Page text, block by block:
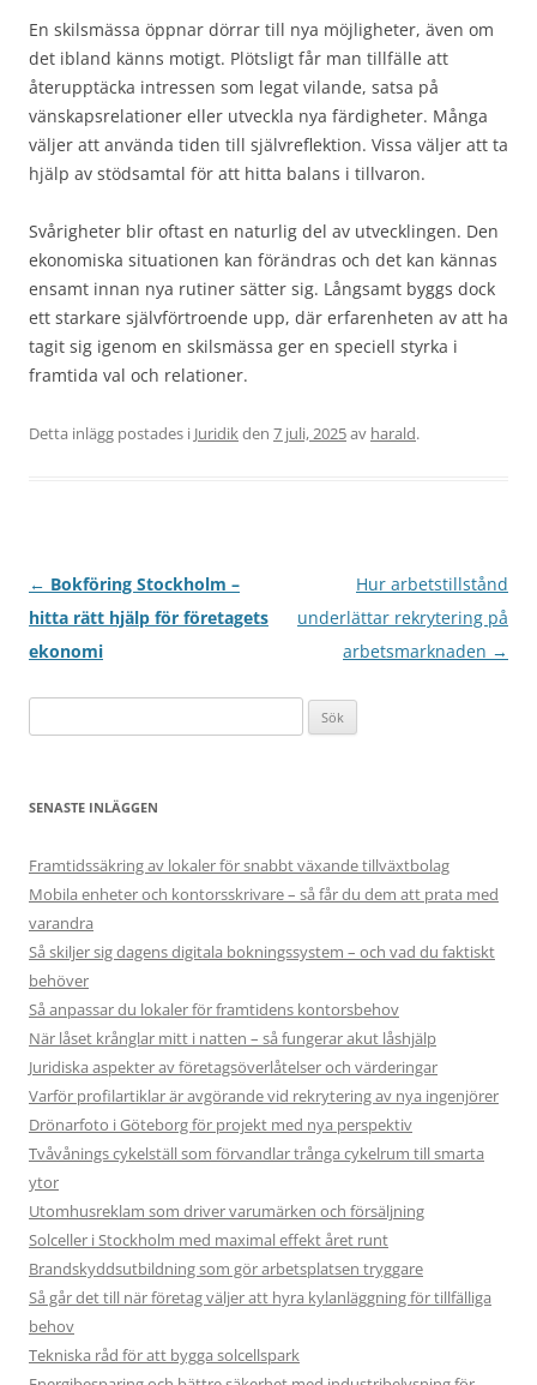
En skilsmässa öppnar dörrar till nya möjligheter, även om
det ibland känns motigt. Plötsligt får man tillfälle att
återupptäcka intressen som legat vilande, satsa på
vänskapsrelationer eller utveckla nya färdigheter. Många
väljer att använda tiden till självreflektion. Vissa väljer att ta
hjälp av stödsamtal för att hitta balans i tillvaron.
Svårigheter blir oftast en naturlig del av utvecklingen. Den
ekonomiska situationen kan förändras och det kan kännas
ensamt innan nya rutiner sätter sig. Långsamt byggs dock
ett starkare självförtroende upp, där erfarenheten av att ha
tagit sig igenom en skilsmässa ger en speciell styrka i
framtida val och relationer.
Detta inlägg postades i Juridikden 7 juli, 2025av harald.
Inläggsnavigering
← Bokföring Stockholm –
hitta rätt hjälp för företagets
ekonomi
Hur arbetstillstånd
underlättar rekrytering på
arbetsmarknaden →
efter:
SENASTE INLÄGGEN
Framtidssäkring av lokaler för snabbt växande tillväxtbolag
Mobila enheter och kontorsskrivare – så får du dem att prata med
varandra
Så skiljer sig dagens digitala bokningssystem – och vad du faktiskt
behöver
Så anpassar du lokaler för framtidens kontorsbehov
När låset krånglar mitt i natten – så fungerar akut låshjälp
Juridiska aspekter av företagsöverlåtelser och värderingar
Varför profilartiklar är avgörande vid rekrytering av nya ingenjörer
Drönarfoto i Göteborg för projekt med nya perspektiv
Tvåvånings cykelställ som förvandlar trånga cykelrum till smarta
ytor
Utomhusreklam som driver varumärken och försäljning
Solceller i Stockholm med maximal effekt året runt
Brandskyddsutbildning som gör arbetsplatsen tryggare
Så går det till när företag väljer att hyra kylanläggning för tillfälliga
behov
Tekniska råd för att bygga solcellspark